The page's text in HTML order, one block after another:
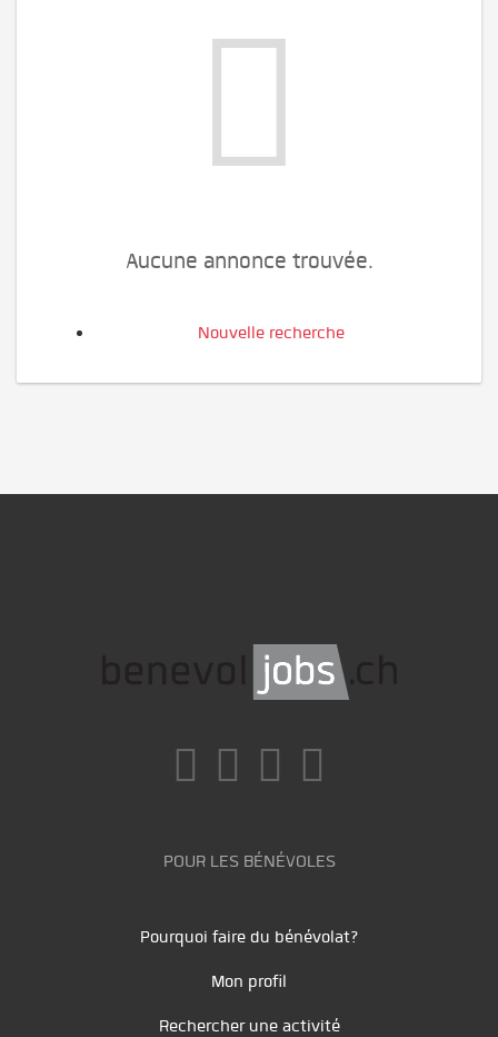
Aucune annonce trouvée.
Nouvelle recherche
POUR LES BÉNÉVOLES
Pourquoi faire du bénévolat?
Mon profil
Rechercher une activité